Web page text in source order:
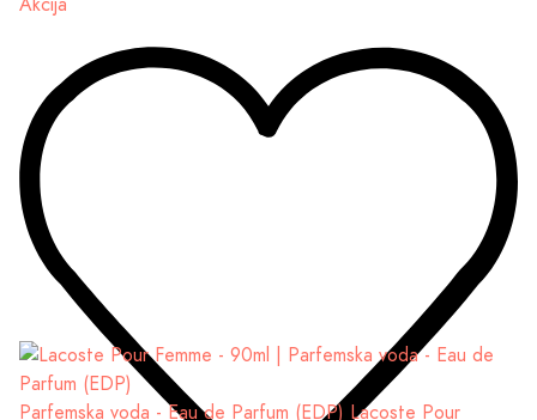
Parfemska voda - Eau de Parfum (EDP) Lacoste Pour